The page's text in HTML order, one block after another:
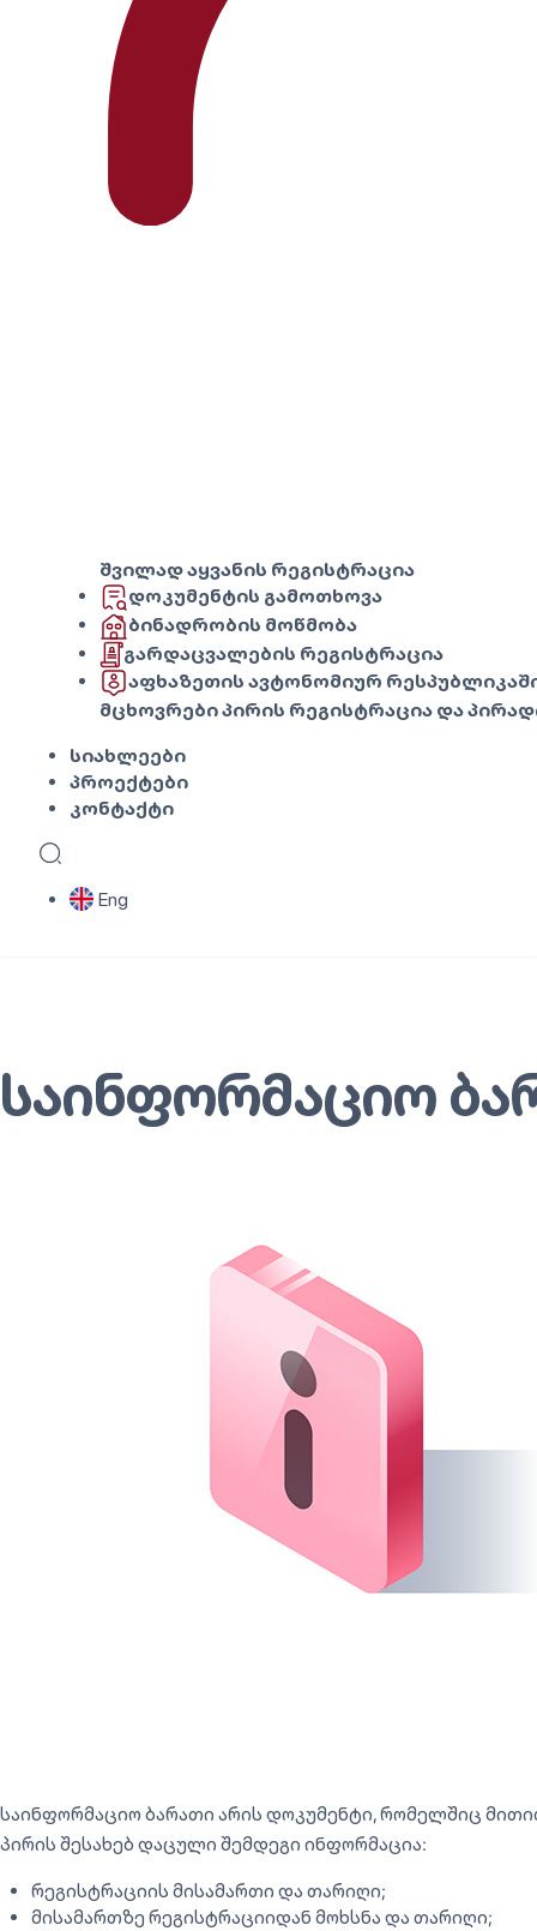
შვილად აყვანის რეგისტრაცია
დოკუმენტის გამოთხოვა
ბინადრობის მოწმობა
გარდაცვალების რეგისტრაცია
აფხაზეთის ავტონომიურ
მცხოვრები პირის რეგისტრაცია და
სიახლეები
პროექტები
კონტაქტი
Eng
საინფორმაციო
საინფორმაციო ბარათი არის დოკუმენტი, რომელშიც
პირის შესახებ დაცული შემდეგი ინფორმაცია:
რეგისტრაციის მისამართი და თარიღი;
მისამართზე რეგისტრაციიდან მოხსნა და თარიღი;